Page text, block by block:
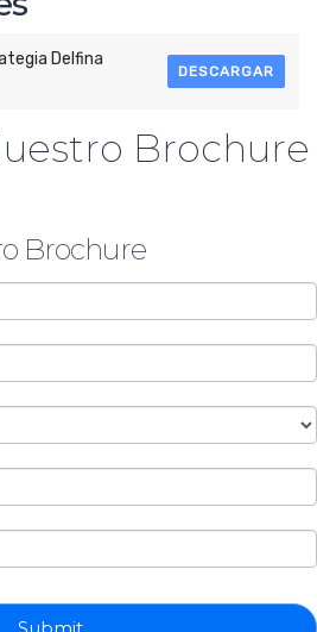
Delfina
DESCARGAR
Brochure
Brochure
Submit